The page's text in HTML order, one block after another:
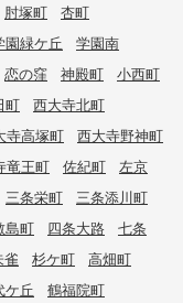
肘塚町
杏町
園緑ケ丘
学園南
恋の窪 神殿町
小西町
町
西大寺北町
寺高塚町
西大寺野神町
竜王町 佐紀町
左京
三条栄町
三条添川町
島町 四条大路
七条
雀 杉ケ町
高畑町
ケ丘
鶴福院町